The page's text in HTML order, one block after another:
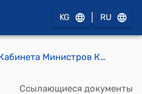
KG RU
Постановление Кабинета Министров КР от 15 ноября 2021 года № 248 "О вопросах Министерства образования и науки Кыргызской Республики"
Ссылающиеся документы